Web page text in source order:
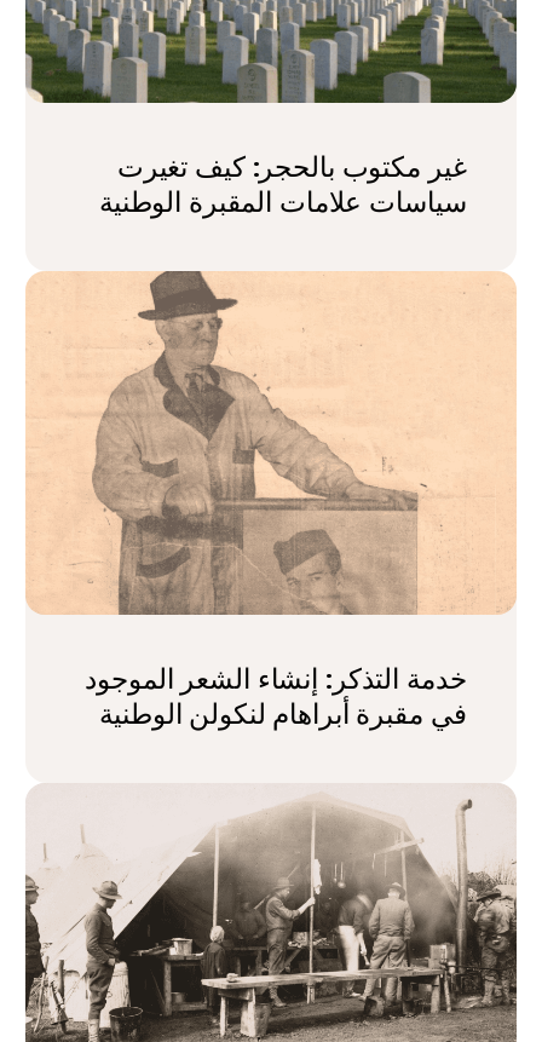
غير مكتوب بالحجر: كيف تغيرت
سياسات علامات المقبرة الوطنية
خدمة التذكر: إنشاء الشعر الموجود
في مقبرة أبراهام لنكولن الوطنية